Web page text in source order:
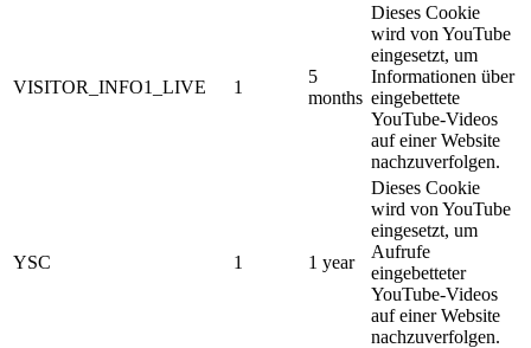
VISITOR_INFO1_LIVE 1
5
months
Dieses Cookie
wird von YouTube
eingesetzt, um
Informationen über
eingebettete
YouTube-Videos
auf einer Website
nachzuverfolgen.
YSC 1 1 year
Dieses Cookie
wird von YouTube
eingesetzt, um
Aufrufe
eingebetteter
YouTube-Videos
auf einer Website
nachzuverfolgen.